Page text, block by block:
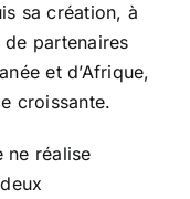
sa création, à
partenaires
et d’Afrique,
croissante.
ne réalise